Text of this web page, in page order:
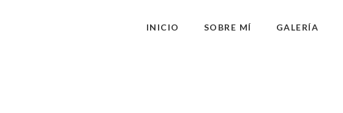
INICIO SOBRE MÍ GALERÍA